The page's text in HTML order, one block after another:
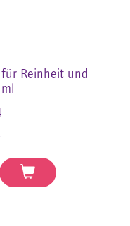
für Reinheit und